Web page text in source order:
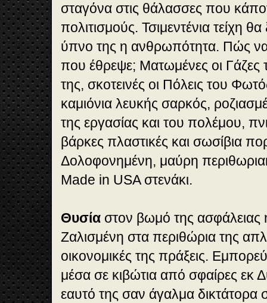
σταγόνα στις θάλασσες που
πολιτισμούς. Τσιμεντένια τείχη
ύπνο της η ανθρωπότητα. Πώς
που έθρεψε; Ματωμένες οι Γάζες
της, σκοτεινές οι Πόλεις του
καμιόνια λευκής σαρκός,
της εργασίας και του πολέμου,
βάρκες πλαστικές και σωσίβια
Δολοφονημένη, μαύρη
Made in USA στενάκι.
Θυσία στον βωμό της
Ζαλισμένη στα περιθώρια της
οικονομικές της πράξεις.
μέσα σε κιβώτια από σφαίρες εκ
εαυτό της σαν άγαλμα δικτάτορα